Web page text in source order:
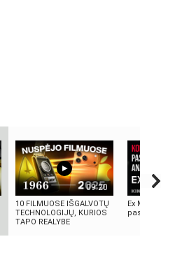
09:20
10 FILMUOSE IŠGALVOTŲ
TECHNOLOGIJŲ, KURIOS
TAPO REALYBE
Ex
pasirinkimo